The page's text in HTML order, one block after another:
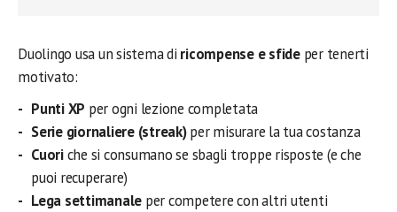
Duolingo usa un sistema di ricompense e sfideper tenerti
motivato:
Punti XP per ogni lezione completata
Serie giornaliere (streak)per misurare la tua costanza
Cuoriche si consumano se sbagli troppe risposte (e che
puoi recuperare)
Lega settimanale per competere con altri utenti